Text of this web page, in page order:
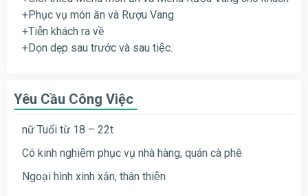
+Phục vụ món ăn và Rượu Vang
+Tiễn khách ra về
+Dọn dẹp sau trước và sau tiệc.
Yêu Cầu Công Việc
nữ Tuổi từ 18 – 22t
Có kinh nghiệm phục vụ nhà hàng, quán cà phê
Ngoại hình xinh xắn, thân thiện